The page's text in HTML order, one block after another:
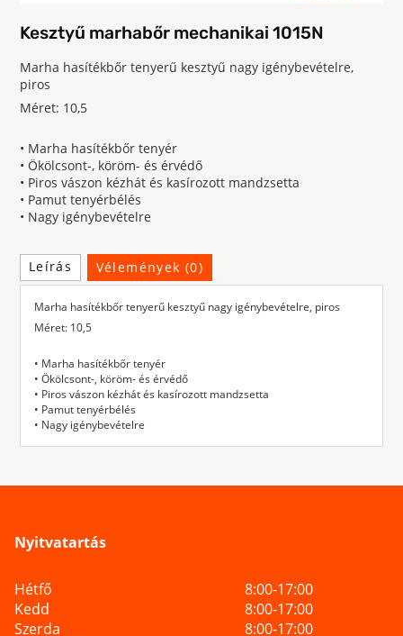
Kesztyű marhabőr mechanikai 1015N
Marha hasítékbőr tenyerű kesztyű nagy igénybevételre,
piros
Méret: 10,5
• Marha hasítékbőr tenyér
• Ökölcsont-, köröm- és érvédő
• Piros vászon kézhát és kasírozott mandzsetta
• Pamut tenyérbélés
• Nagy igénybevételre
Leírás Vélemények (0)
Marha hasítékbőr tenyerű kesztyű nagy igénybevételre, piros
Méret: 10,5
• Marha hasítékbőr tenyér
• Ökölcsont-, köröm- és érvédő
• Piros vászon kézhát és kasírozott mandzsetta
• Pamut tenyérbélés
• Nagy igénybevételre
Nyitvatartás
Hétfő
8:00-17:00
Kedd
8:00-17:00
Szerda
8:00-17:00